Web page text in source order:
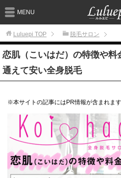
MENU
Luluepi TOP 脱毛サロン
恋肌（こいはだ）の特徴や料
通えて安い全身脱毛
※本サイトの記事にはPR情報が含まれます